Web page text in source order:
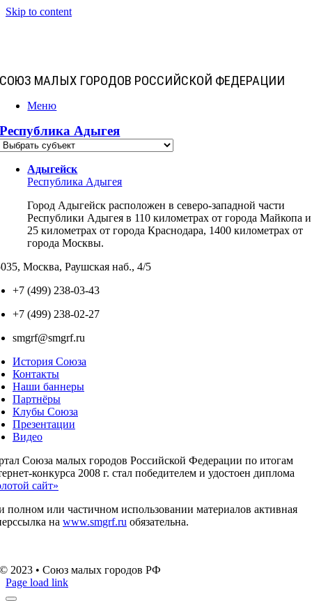
Skip to content
СОЮЗ МАЛЫХ ГОРОДОВ РОССИЙСКОЙ ФЕДЕРАЦИИ
Меню
Республика Адыгея
Адыгейск
Республика Адыгея
Город Адыгейск расположен в северо-западной части
Республики Адыгея в 110 километрах от города Майкопа и
25 километрах от города Краснодара, 1400 километрах от
города Москвы.
Москва, Раушская наб., 4/5
+7 (499) 238-03-43
+7 (499) 238-02-27
smgrf@smgrf.ru
История Союза
Контакты
Наши баннеры
Партнёры
Клубы Союза
Презентации
Видео
Союза малых городов Российской Федерации по итогам
конкурса 2008 г. стал победителем и удостоен диплома
сайт»
полном или частичном использовании материалов активная
на www.smgrf.ru обязательна.
© 2023 • Союз малых городов РФ
Page load link